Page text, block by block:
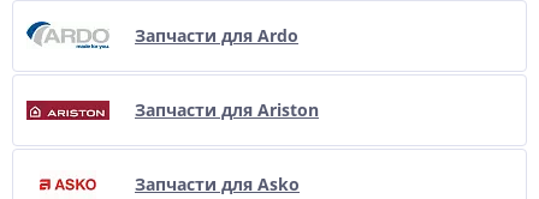
Запчасти для Ardo
Запчасти для Ariston
Запчасти для Asko